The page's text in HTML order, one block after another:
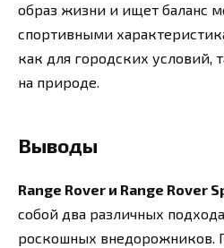
образ жизни и ищет баланс
спортивными
как для городских условий,
на природе.
Выводы
Range Rover и Range Rover
собой два различных
роскошных внедорожников.